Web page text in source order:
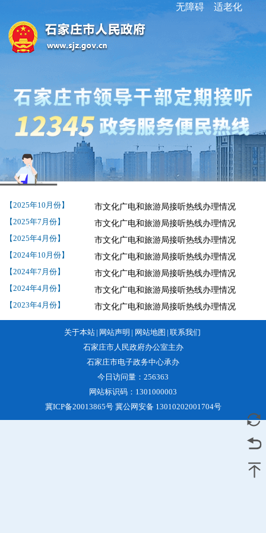
无障碍 适老化
【2025年10月份】 市文化广电和旅游局接听热线办理情况
【2025年7月份】 市文化广电和旅游局接听热线办理情况
【2025年4月份】 市文化广电和旅游局接听热线办理情况
【2024年10月份】 市文化广电和旅游局接听热线办理情况
【2024年7月份】 市文化广电和旅游局接听热线办理情况
【2024年4月份】 市文化广电和旅游局接听热线办理情况
【2023年4月份】 市文化广电和旅游局接听热线办理情况
关于本站 网站声明 网站地图
联系我们
石家庄市人民政府办公室主办
石家庄市电子政务中心承办
今日访问量： 256363
网站标识码：1301000003
冀ICP备20013865号 冀公网安备 13010202001704号